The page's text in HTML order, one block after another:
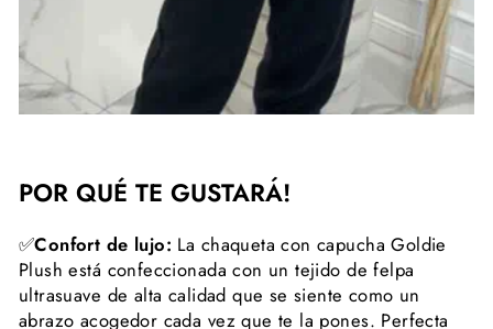
POR QUÉ TE GUSTARÁ!
✅Confort de lujo: La chaqueta con capucha Goldie
Plush está confeccionada con un tejido de felpa
ultrasuave de alta calidad que se siente como un
abrazo acogedor cada vez que te la pones. Perfecta